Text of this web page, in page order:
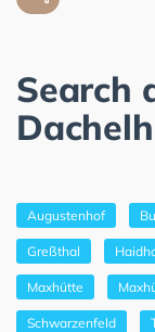
Search
Augustenhof
Greßthal
Maxhütte
Schwarzenfeld